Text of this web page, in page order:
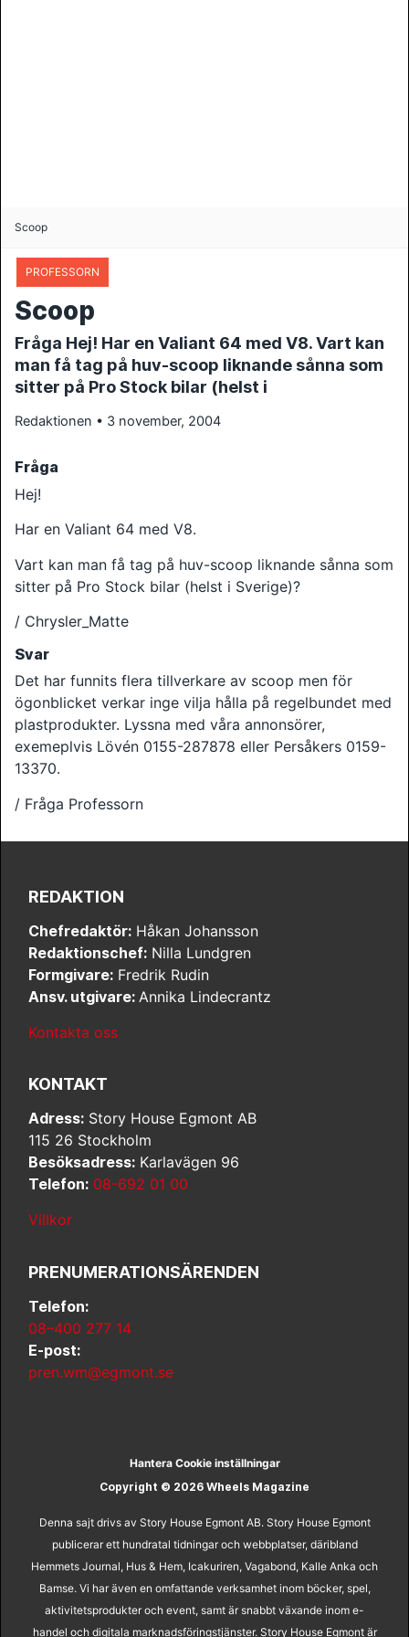
Scoop
PROFESSORN
Scoop
Fråga Hej! Har en Valiant 64 med V8. Vart kan
man få tag på huv-scoop liknande sånna som
sitter på Pro Stock bilar (helst i
Redaktionen • 3 november, 2004
Fråga
Hej!
Har en Valiant 64 med V8.
Vart kan man få tag på huv-scoop liknande sånna som
sitter på Pro Stock bilar (helst i Sverige)?
/ Chrysler_Matte
Svar
Det har funnits flera tillverkare av scoop men för
ögonblicket verkar inge vilja hålla på regelbundet med
plastprodukter. Lyssna med våra annonsörer,
exemeplvis Lövén 0155-287878 eller Persåkers 0159-
13370.
/ Fråga Professorn
REDAKTION
Chefredaktör: Håkan Johansson
Redaktionschef: Nilla Lundgren
Formgivare: Fredrik Rudin
Ansv. utgivare: Annika Lindecrantz
Kontakta oss
KONTAKT
Adress: Story House Egmont AB
115 26 Stockholm
Besöksadress: Karlavägen 96
Telefon: 08-692 01 00
Villkor
PRENUMERATIONSÄRENDEN
Telefon:
08–400 277 14
E-post:
pren.wm@egmont.se
Hantera Cookie inställningar
Copyright © 2026 Wheels Magazine
Denna sajt drivs av Story House Egmont AB. Story House Egmont
publicerar ett hundratal tidningar och webbplatser, däribland
Hemmets Journal, Hus & Hem, Icakuriren, Vagabond, Kalle Anka och
Bamse. Vi har även en omfattande verksamhet inom böcker, spel,
aktivitetsprodukter och event, samt är snabbt växande inom e-
handel och digitala marknadsföringstjänster. Story House Egmont är